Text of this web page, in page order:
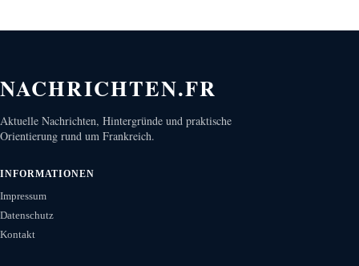
NACHRICHTEN.FR
Aktuelle Nachrichten, Hintergründe und praktische
Orientierung rund um Frankreich.
INFORMATIONEN
Impressum
Datenschutz
Kontakt